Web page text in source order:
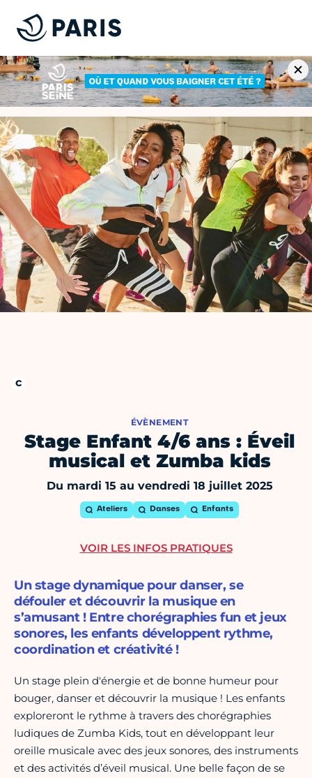
ÉVÈNEMENT
Stage Enfant 4/6 ans : Éveil
musical et Zumba kids
Du mardi 15 au vendredi 18 juillet 2025
Ateliers Danses Enfants
Un stage dynamique pour danser, se
défouler et découvrir la musique en
s’amusant ! Entre chorégraphies fun et jeux
sonores, les enfants développent rythme,
coordination et créativité !
Un stage plein d'énergie et de bonne humeur pour
bouger, danser et découvrir la musique ! Les enfants
exploreront le rythme à travers des chorégraphies
ludiques de Zumba Kids, tout en développant leur
oreille musicale avec des jeux sonores, des instruments
et des activités d’éveil musical. Une belle façon de se
VOIR LES INFOS PRATIQUES